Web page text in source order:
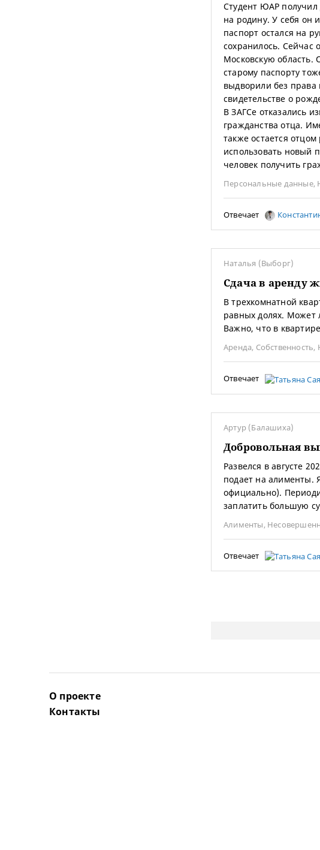
Студент ЮАР получил
на родину. У себя он
паспорт остался на
сохранилось. Сейчас
Московскую область.
старому паспорту
выдворили без права
свидетельстве о
В ЗАГСе отказались
гражданства отца.
также остается
использовать новый
человек получить
Персональные данные,
Отвечает
Наталья (Выборг)
Сдача в аренду
В трехкомнатной
равных долях. Может
Важно, что в
Аренда, Собственность,
Отвечает
Артур (Балашиха)
Добровольная
Развелся в августе
подает на алименты.
официально).
заплатить большую
Алименты,
Отвечает
О проекте
Контакты